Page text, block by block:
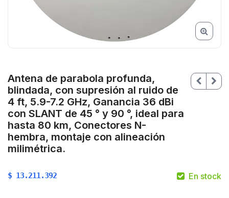
Antena de parabola profunda,
blindada, con supresión al ruido de
4 ft, 5.9-7.2 GHz, Ganancia 36 dBi
con SLANT de 45 ° y 90 °, ideal para
hasta 80 km, Conectores N-
hembra, montaje con alineación
milimétrica.
$ 13.211.392 En stock